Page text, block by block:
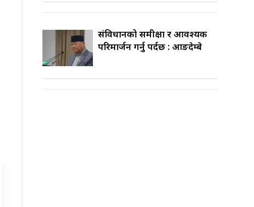
संविधानको समीक्षा र आवश्यक
परिमार्जन गर्नु पर्दछ : आङदेम्बे